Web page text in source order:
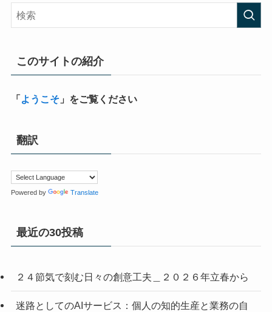
このサイトの紹介
「 ようこそ」をご覧ください
翻訳
Powered by Translate
最近の30投稿
２４節気で刻む日々の創意工夫＿２０２６年立春から
迷路としてのAIサービス：個人の知的生産と業務の自